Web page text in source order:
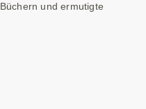
und ermutigte